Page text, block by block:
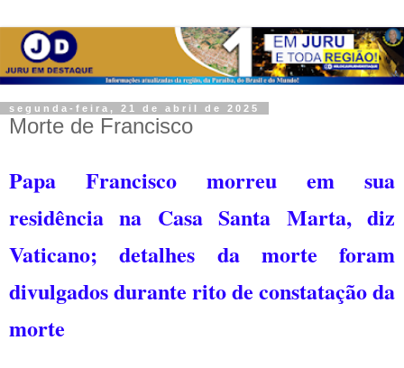
segunda-feira, 21 de abril de 2025
Morte de Francisco
Papa Francisco morreu em sua
residência na Casa Santa Marta, diz
Vaticano; detalhes da morte foram
divulgados durante rito de constatação da
morte